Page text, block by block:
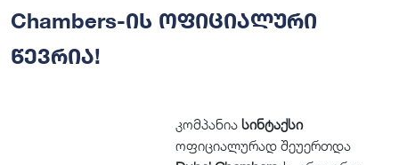
Chambers-ის ოფიციალური
წევრია!
კომპანია სინტაქსი
ოფიციალურად შეუერთდა